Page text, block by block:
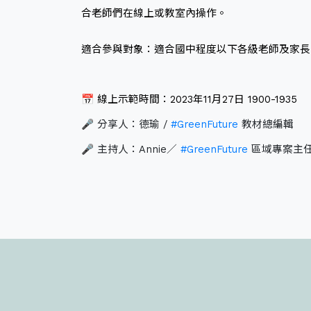
合老師們在線上或教室內操作。
適合參與對象：適合國中程度以下各級老師及家長
📅 線上示範時間：2023年11月27日 1900-1935
🎤 分享人：德瑜 / #GreenFuture 教材總編輯
🎤 主持人：Annie／ #GreenFuture 區域專案主